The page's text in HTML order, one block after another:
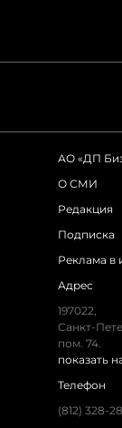
АО «ДП
О СМИ
Редакция
Подписка
Реклама в
Адрес
197022,
Санкт-
пом. 74.
показать
Телефон
(812) 328-